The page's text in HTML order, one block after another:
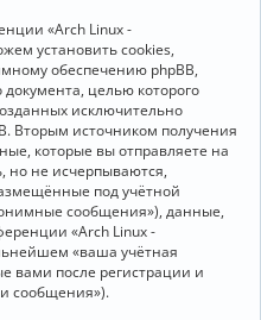
«Arch Linux -
установить cookies,
обеспечению phpBB,
целью которого
исключительно
Вторым источником получения
которые вы отправляете на
но не исчерпываются,
под учётной
сообщения»), данные,
«Arch Linux -
«ваша учётная
вами после регистрации и
сообщения»).